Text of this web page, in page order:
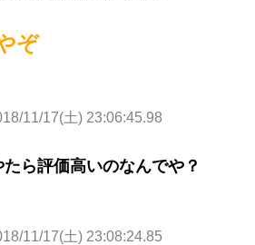
ぞ
11/17(土) 23:06:45.98
ら評価高いのなんでや？
11/17(土) 23:08:24.85